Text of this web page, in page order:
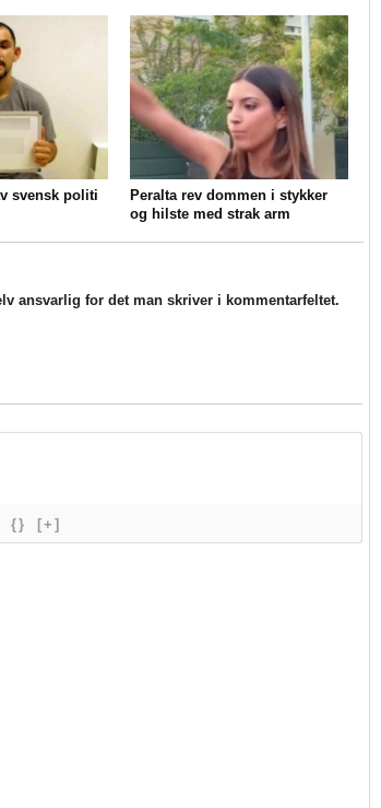
svensk politi
Peralta rev dommen i stykker
og hilste med strak arm
ansvarlig for det man skriver i kommentarfeltet.
{} [+]